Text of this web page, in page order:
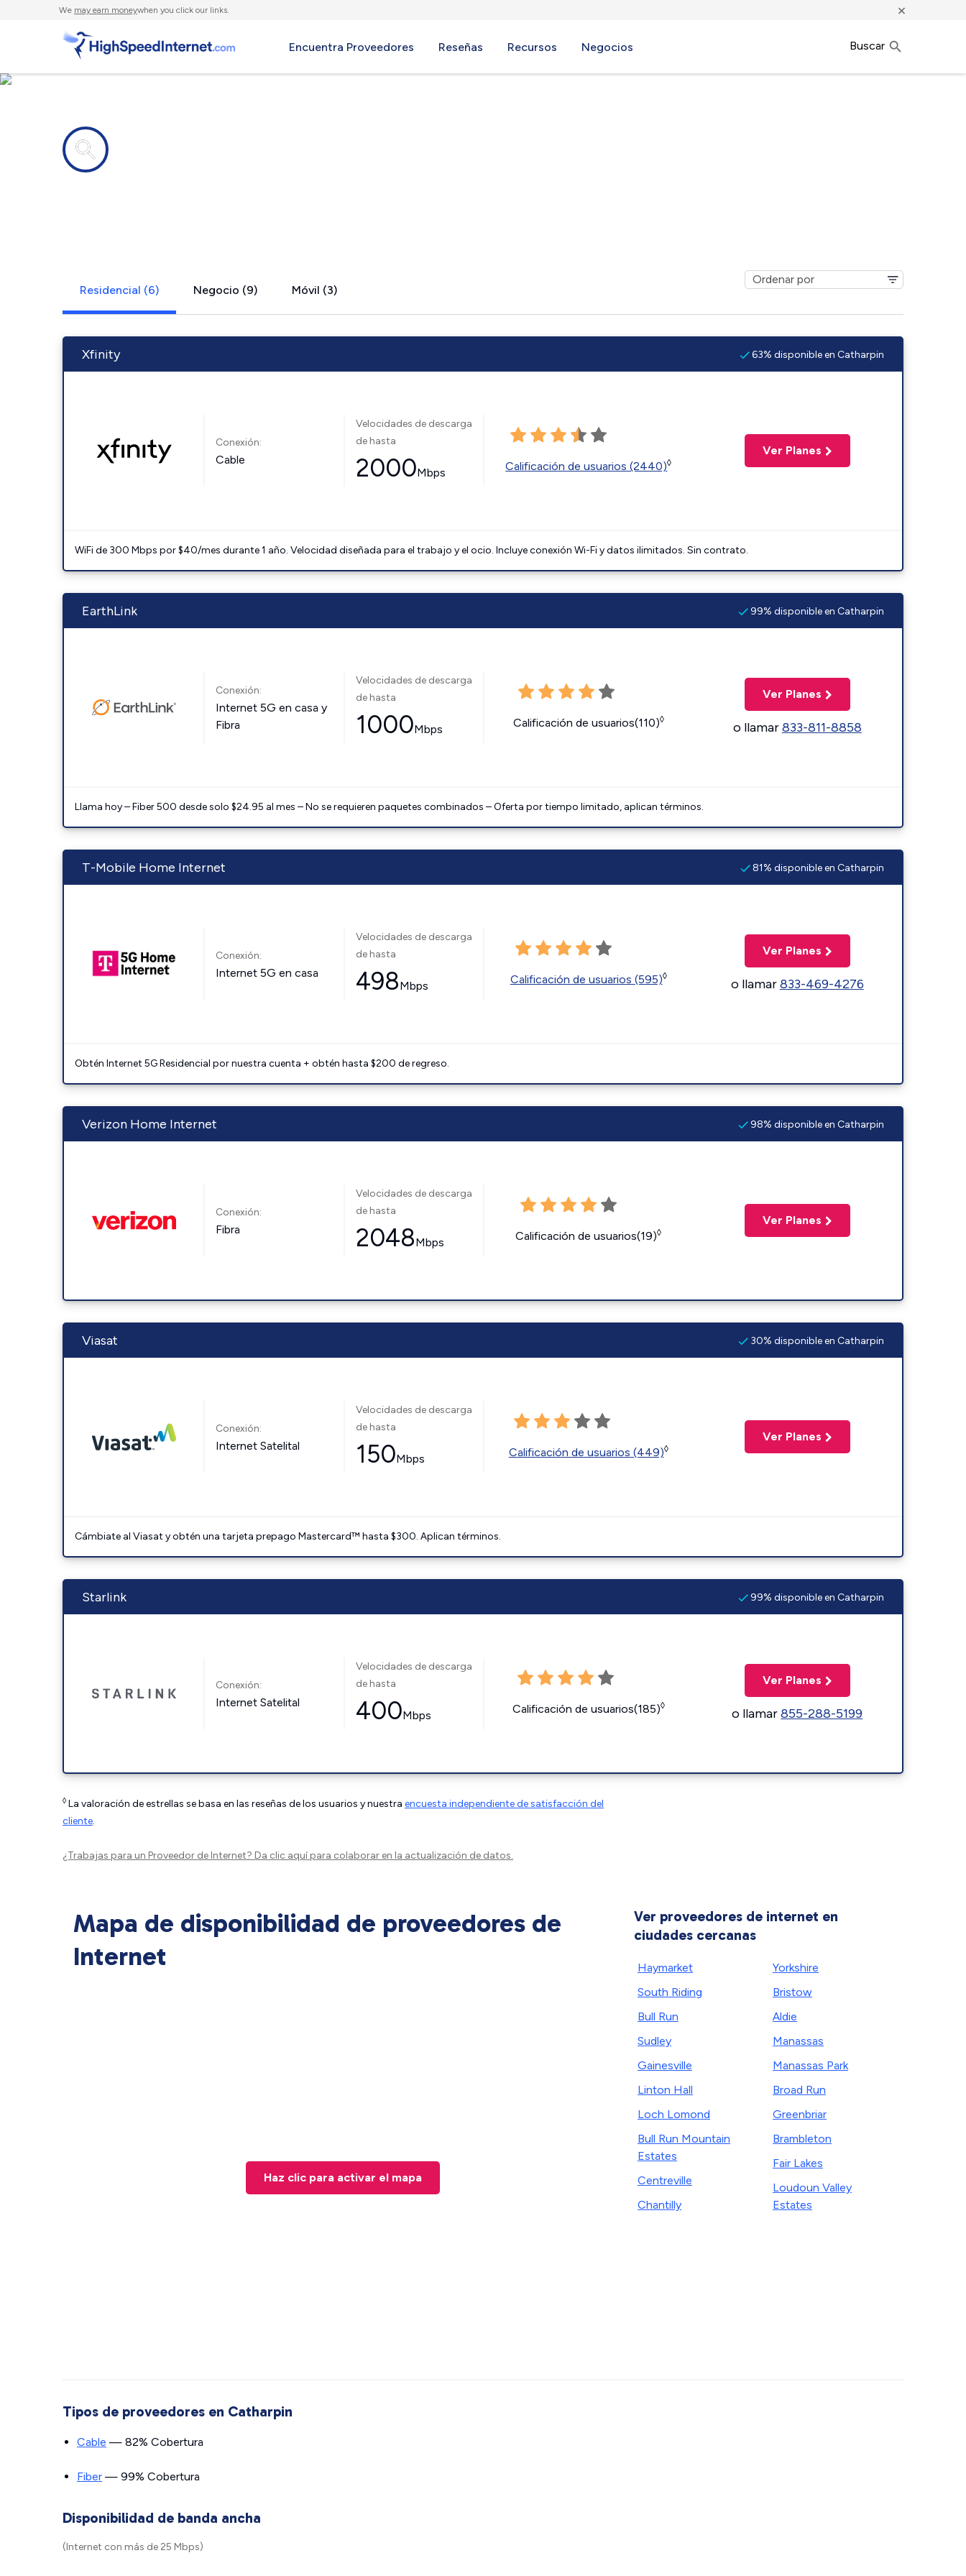
We may earn moneywhen you click our links. ×
Encuentra Proveedores Reseñas Recursos Negocios Buscar
Residencial (6) Negocio (9) Móvil (3)
Xfinity 63% disponible en Catharpin
Conexión:
Cable
Velocidades de descarga
de hasta
2000Mbps Calificación de usuarios (2440)◊
Ver Planes
WiFi de 300 Mbps por $40/mes durante 1 año. Velocidad diseñada para el trabajo y el ocio. Incluye conexión Wi-Fi y datos ilimitados. Sin contrato.
EarthLink 99% disponible en Catharpin
Conexión:
Internet 5G en casa y
Fibra
Velocidades de descarga
de hasta
1000Mbps Calificación de usuarios(110)◊
Ver Planes
o llamar833-811-8858
Llama hoy – Fiber 500 desde solo $24.95 al mes – No se requieren paquetes combinados – Oferta por tiempo limitado, aplican términos.
T-Mobile Home Internet 81% disponible en Catharpin
Conexión:
Internet 5G en casa
Velocidades de descarga
de hasta
498Mbps Calificación de usuarios (595)◊
Ver Planes
o llamar833-469-4276
Obtén Internet 5G Residencial por nuestra cuenta + obtén hasta $200 de regreso.
Verizon Home Internet 98% disponible en Catharpin
Conexión:
Fibra
Velocidades de descarga
de hasta
2048Mbps Calificación de usuarios(19)◊
Ver Planes
Viasat 30% disponible en Catharpin
Conexión:
Internet Satelital
Velocidades de descarga
de hasta
150Mbps Calificación de usuarios (449)◊
Ver Planes
Cámbiate al Viasat y obtén una tarjeta prepago Mastercard™ hasta $300. Aplican términos.
Starlink 99% disponible en Catharpin
Conexión:
Internet Satelital
Velocidades de descarga
de hasta
400Mbps Calificación de usuarios(185)◊
Ver Planes
o llamar855-288-5199
◊ La valoración de estrellas se basa en las reseñas de los usuarios y nuestra encuesta independiente de satisfacción del
cliente.
¿Trabajas para un Proveedor de Internet? Da clic aquípara colaborar en la actualización de datos.
Mapa de disponibilidad de proveedores de
Internet
Haz clic para activar el mapa
Ver proveedores de internet en
ciudades cercanas
Haymarket
South Riding
Bull Run
Sudley
Gainesville
Linton Hall
Loch Lomond
Bull Run Mountain
Estates
Centreville
Chantilly
Yorkshire
Bristow
Aldie
Manassas
Manassas Park
Broad Run
Greenbriar
Brambleton
Fair Lakes
Loudoun Valley
Estates
Tipos de proveedores en Catharpin
Cable — 82% Cobertura
Fiber — 99% Cobertura
Disponibilidad de banda ancha
(Internet con más de 25 Mbps)